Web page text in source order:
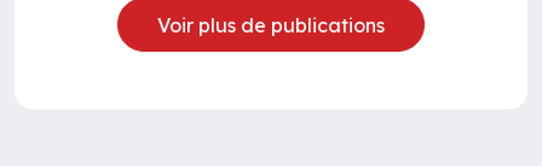
Voir plus de publications